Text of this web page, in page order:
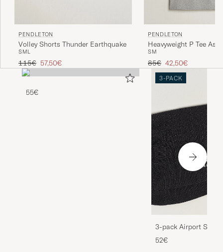
PENDLETON
Volley Shorts Thunder Earthquake
SML
Regulärer Preis
115€ Reduzierter Preis
57,50€
PENDLETON
Heavyweight P Tee
Grey
SM
Regulärer Preis
85€ Reduzierter Preis
42,50€
55€
3-PACK
3-pack Airport
Melange
52€